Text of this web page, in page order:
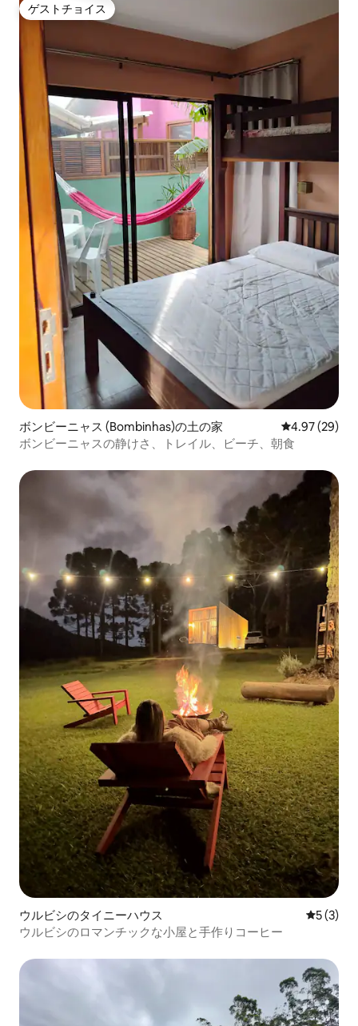
ゲストチョイス
ゲストチョイス
ボンビーニャス (Bombinhas)の土の家 レビュー29
4.97 (29)
ボンビーニャスの静けさ、トレイル、ビーチ、朝食
ウルビシのタイニーハウス レビュー
5 (3)
ウルビシのロマンチックな小屋と手作りコーヒー